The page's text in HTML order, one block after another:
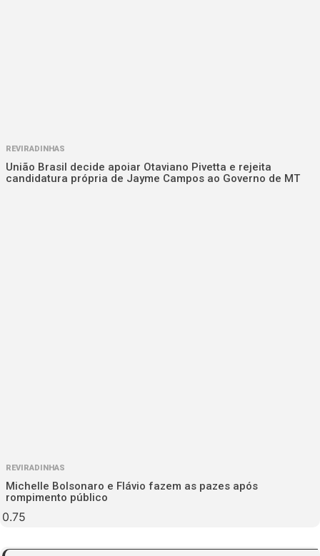
REVIRADINHAS
União Brasil decide apoiar Otaviano Pivetta e rejeita
candidatura própria de Jayme Campos ao Governo de MT
REVIRADINHAS
Michelle Bolsonaro e Flávio fazem as pazes após
rompimento público